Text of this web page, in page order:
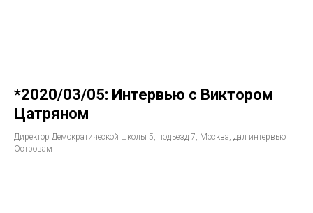
*2020/03/05: Интервью с Виктором
Цатряном
Директор Демократической школы 5, подъезд 7, Москва, дал интервью
Островам